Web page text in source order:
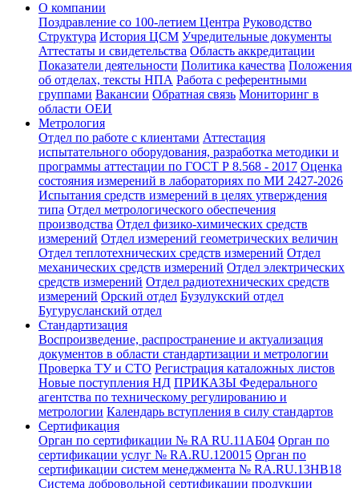
О компании
Поздравление со 100-летием Центра Руководство
Структура История ЦСМ Учредительные документы
Аттестаты и свидетельства Область аккредитации
Показатели деятельности Политика качества Положения
об отделах, тексты НПА Работа с референтными
группами Вакансии Обратная связь Мониторинг в
области ОЕИ
Метрология
Отдел по работе с клиентами Аттестация
испытательного оборудования, разработка методики и
программы аттестации по ГОСТ Р 8.568 - 2017 Оценка
состояния измерений в лабораториях по МИ 2427-2026
Испытания средств измерений в целях утверждения
типа Отдел метрологического обеспечения
производства Отдел физико-химических средств
измерений Отдел измерений геометрических величин
Отдел теплотехнических средств измерений Отдел
механических средств измерений Отдел электрических
средств измерений Отдел радиотехнических средств
измерений Орский отдел Бузулукский отдел
Бугурусланский отдел
Стандартизация
Воспроизведение, распространение и актуализация
документов в области стандартизации и метрологии
Проверка ТУ и СТО Регистрация каталожных листов
Новые поступления НД ПРИКАЗЫ Федерального
агентства по техническому регулированию и
метрологии Календарь вступления в силу стандартов
Сертификация
Орган по сертификации № RA RU.11АБ04 Орган по
сертификации услуг № RA.RU.120015 Орган по
сертификации систем менеджмента № RA.RU.13HB18
Система добровольной сертификации продукции